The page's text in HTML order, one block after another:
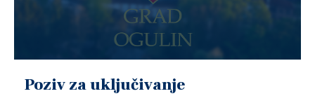
Poziv za uključivanje